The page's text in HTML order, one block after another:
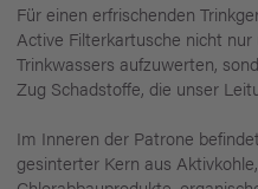
Für einen erfrischenden
Active Filterkartusche nicht
Trinkwassers aufzuwerten,
Zug Schadstoffe, die unser
Im Inneren der Patrone
gesinterter Kern aus